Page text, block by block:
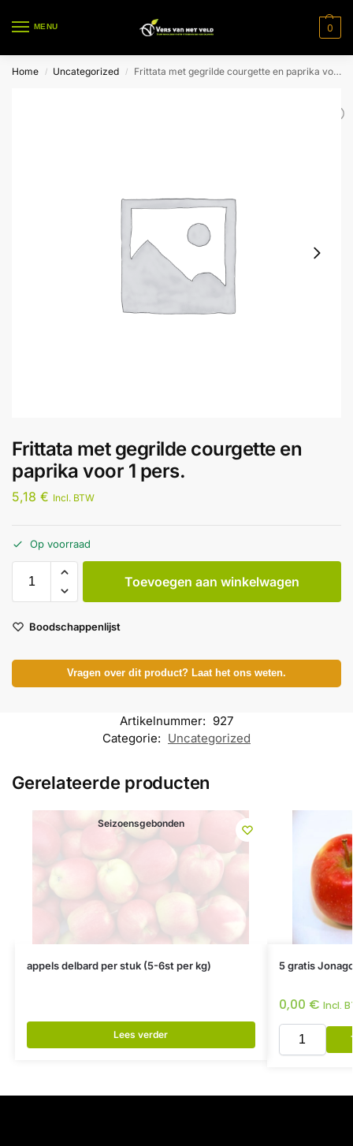
MENU 0
Home / Uncategorized / Frittata met gegrilde courgette en paprika voor 1 pers.
Frittata met gegrilde courgette en
paprika voor 1 pers.
5,18 € Incl. BTW
Op voorraad
Toevoegen aan winkelwagen
Boodschappenlijst
Vragen over dit product? Laat het ons weten.
Artikelnummer: 927
Categorie: Uncategorized
Gerelateerde producten
Seizoensgebonden
appels delbard per stuk (5-6st per kg)
Lees verder
5 gratis
0,00 € Incl.